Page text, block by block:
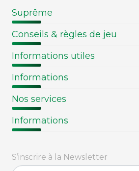
Suprême
Conseils & règles de jeu
Informations utiles
Informations
Nos services
Informations
S’inscrire à la Newsletter